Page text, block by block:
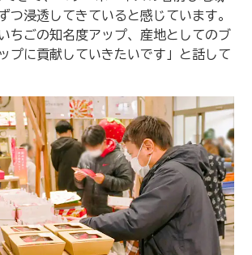
つ浸透してきていると感じています。
ちごの知名度アップ、産地としてのブ
プに貢献していきたいです」と話して